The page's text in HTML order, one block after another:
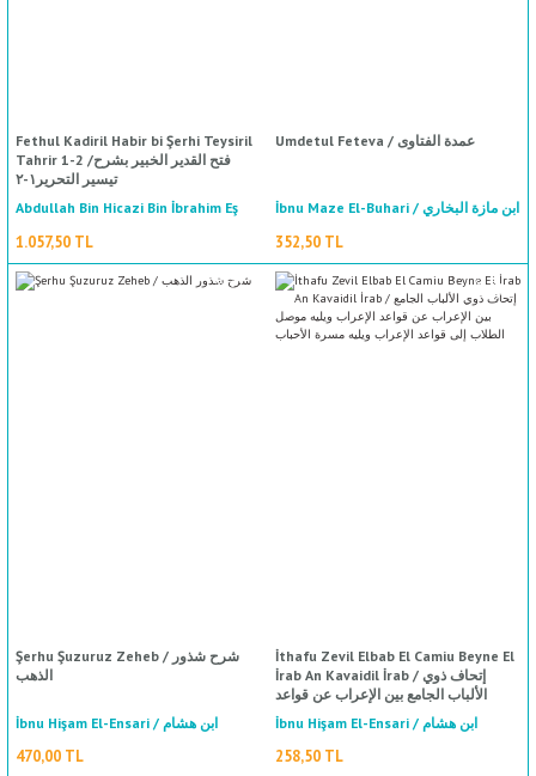
%50
indirim
Fethul Kadiril Habir bi Şerhi Teysiril
Tahrir 1-2 /فتح القدير الخبير بشرح
تيسير التحرير١-٢
Abdullah Bin Hicazi Bin İbrahim Eş
Şarkavi / عبد الله بن حجازي بن إبراهيم
الشرقاوي
1.057,50 TL
Umdetul Feteva / عمدة الفتاوى
İbnu Maze El-Buhari / ابن مازة البخاري
352,50 TL
Şerhu Şuzuruz Zeheb / شرح شذور
الذهب
İbnu Hişam El-Ensari / ابن هشام
الانصاري
470,00 TL
İthafu Zevil Elbab El Camiu Beyne El
İrab An Kavaidil İrab / إتحاف ذوي
الألباب الجامع بين الإعراب عن قواعد
الإعراب ويليه موصل الطلاب إلى قواعد
الإعراب ويليه مسرة الأحباب
İbnu Hişam El-Ensari / ابن هشام
الانصاري
258,50 TL